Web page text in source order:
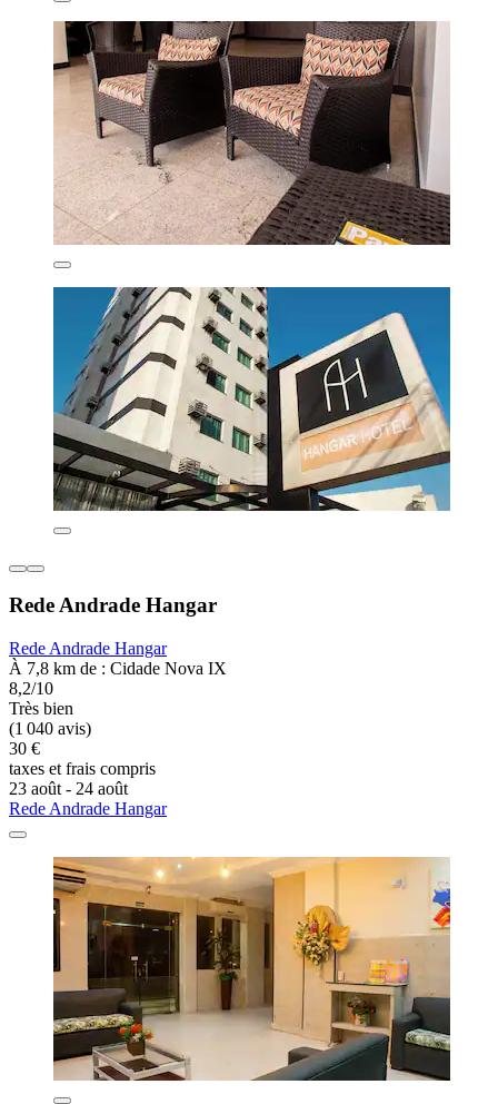
Rede Andrade Hangar
Rede Andrade Hangar
À 7,8 km de : Cidade Nova IX
8,2/10
Très bien
(1 040 avis)
30 €
taxes et frais compris
23 août - 24 août
Rede Andrade Hangar